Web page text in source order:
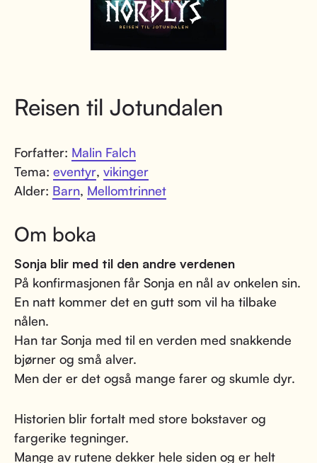
Reisen til Jotundalen
Forfatter: Malin Falch
Tema: eventyr, vikinger
Alder: Barn, Mellomtrinnet
Om boka
Sonja blir med til den andre verdenen
På konfirmasjonen får Sonja en nål av onkelen sin.
En natt kommer det en gutt som vil ha tilbake
nålen.
Han tar Sonja med til en verden med snakkende
bjørner og små alver.
Men der er det også mange farer og skumle dyr.
Historien blir fortalt med store bokstaver og
fargerike tegninger.
Mange av rutene dekker hele siden og er helt